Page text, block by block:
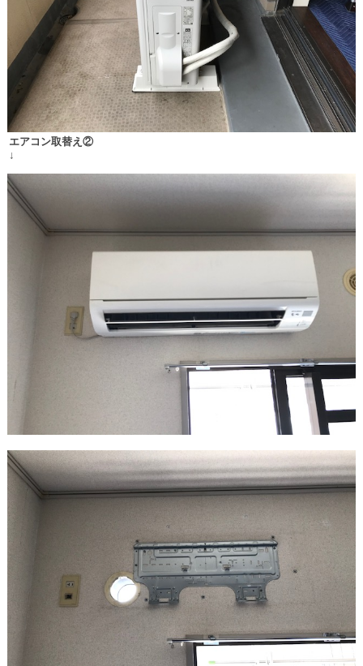
エアコン取替え②
↓